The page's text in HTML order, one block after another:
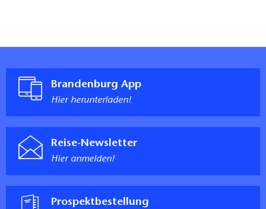
Brandenburg App
Hier herunterladen!
Reise-Newsletter
Hier anmelden!
Prospektbestellung